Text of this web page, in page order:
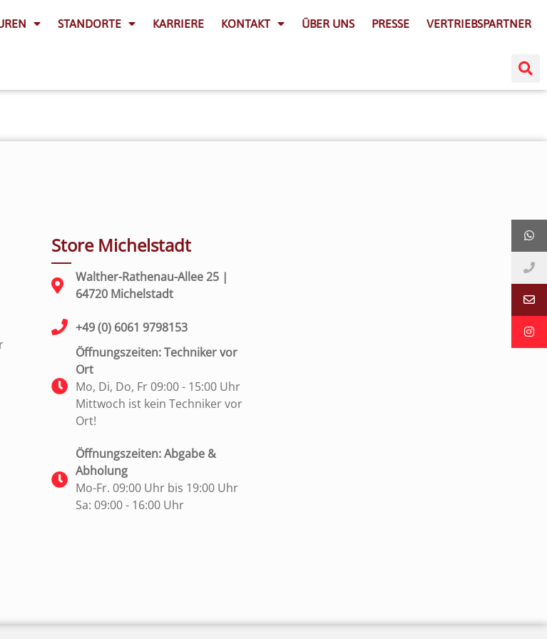
STANDORTE KARRIERE KONTAKT ÜBER UNS PRESSE VERTRIEBSPARTNER
Store Michelstadt
Walther-Rathenau-Allee 25 |
64720 Michelstadt
+49 (0) 6061 9798153
Öffnungszeiten: Techniker vor
Ort
Mo, Di, Do, Fr 09:00 - 15:00 Uhr
Mittwoch ist kein Techniker vor
Ort!
Öffnungszeiten: Abgabe &
Abholung
Mo-Fr. 09:00 Uhr bis 19:00 Uhr
Sa: 09:00 - 16:00 Uhr